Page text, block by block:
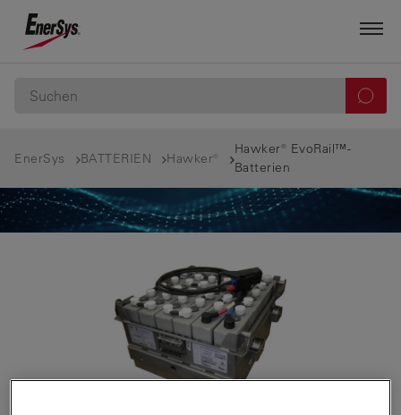
EnerSys BATTERIEN Hawker®
Hawker® EvoRail™-
Batterien